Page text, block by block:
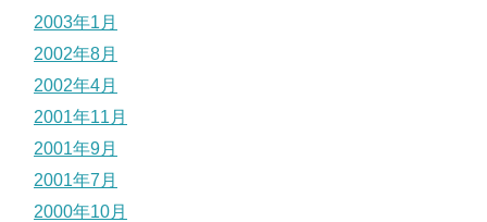
2003年1月
2002年8月
2002年4月
2001年11月
2001年9月
2001年7月
2000年10月